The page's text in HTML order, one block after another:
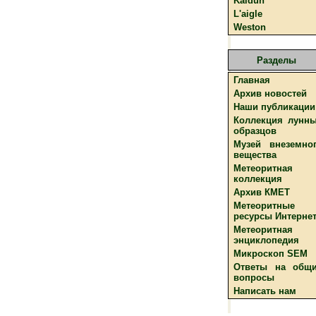
L'aigle
Weston
Разделы
Главная
Архив новостей
Наши публикации
Коллекция
образцов
Музей
вещества
Метеоритная
коллекция
Архив КМЕТ
Метеоритные
ресурсы
Метеоритная
энциклопедия
Микроскоп SEM
Ответы на
вопросы
Написать нам